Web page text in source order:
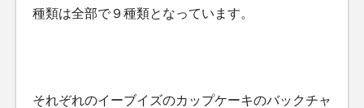
種類は全部で９種類となっています。
それぞれのイーブイズのカップケーキのバックチャ